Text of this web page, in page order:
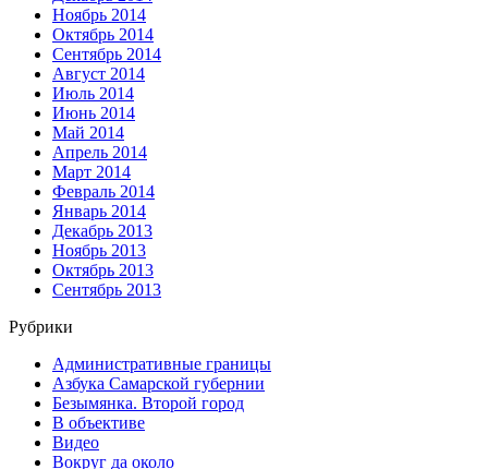
Ноябрь 2014
Октябрь 2014
Сентябрь 2014
Август 2014
Июль 2014
Июнь 2014
Май 2014
Апрель 2014
Март 2014
Февраль 2014
Январь 2014
Декабрь 2013
Ноябрь 2013
Октябрь 2013
Сентябрь 2013
Рубрики
Административные границы
Азбука Самарской губернии
Безымянка. Второй город
В объективе
Видео
Вокруг да около